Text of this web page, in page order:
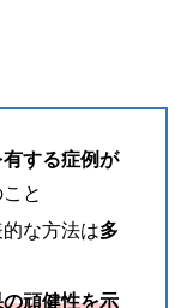
有する症例が
と
な方法は多
頑健性を示